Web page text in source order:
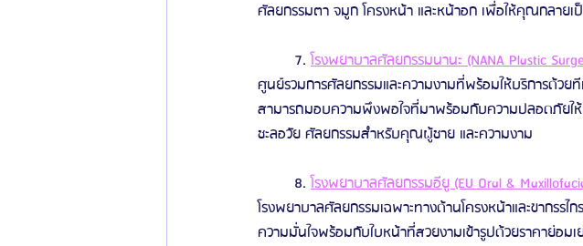
ศัลยกรรมตา จมูก โครงหน้า และหน้าอก เพื่อให้คุณกลาย
	7.
โรงพยาบาลศัลยกรรมนานะ (NANA Plastic
ศูนย์รวมการศัลยกรรมและความงามที่พร้อมให้บริการด้
สามารถมอบความพึงพอใจที่มาพร้อมกับความปลอดภัย
ชะลอวัย ศัลยกรรมสำหรับคุณผู้ชาย และความงาม
	8.
โรงพยาบาลศัลยกรรมอียู (EU Oral &
โรงพยาบาลศัลยกรรมเฉพาะทางด้านโครงหน้าและขาก
ความมั่นใจพร้อมกับใบหน้าที่สวยงามเข้ารูปด้วยราคาย่อ